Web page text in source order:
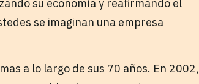
su economía y reafirmando el
se imaginan una empresa
a lo largo de sus 70 años. En 2002,